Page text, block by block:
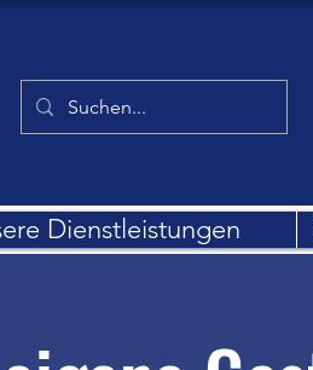
Dienstleistungen